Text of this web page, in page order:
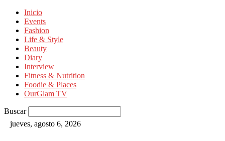
Inicio
Events
Fashion
Life & Style
Beauty
Diary
Interview
Fitness & Nutrition
Foodie & Places
OurGlam TV
Buscar
jueves, agosto 6, 2026